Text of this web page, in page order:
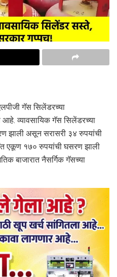
गॅस सिलेंडरच्या
आहे. व्यावसायिक गॅस सिलेंडरच्या
झाली असून सरासरी ३४ रुपयांची
एकूण १७० रुपयांची घसरण झाली
बाजारात नैसर्गिक गॅसच्या